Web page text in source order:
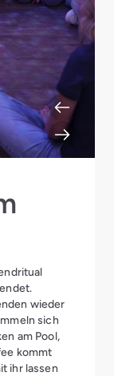
wieder
sich
am Pool,
kommt
ihr lassen